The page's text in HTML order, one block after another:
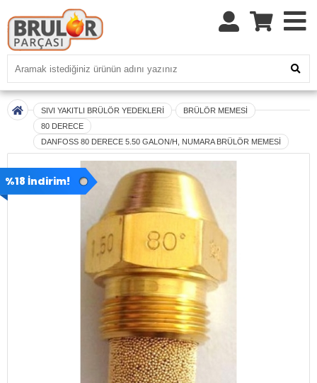
SIVI YAKITLI BRÜLÖR YEDEKLERİ
BRÜLÖR MEMESİ
80 DERECE
DANFOSS 80 DERECE 5.50 GALON/H, NUMARA BRÜLÖR MEMESİ
%18 İndirim!